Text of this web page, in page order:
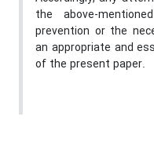
the above-
prevention or the
an appropriate and
of the present paper.